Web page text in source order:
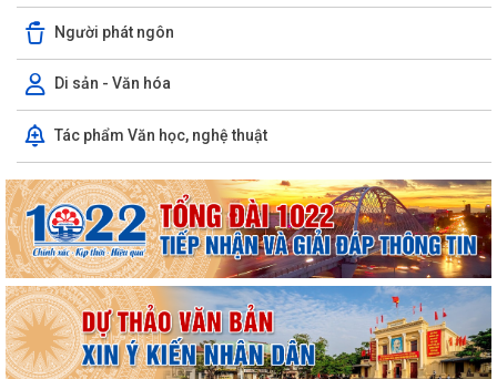
Người phát ngôn
Di sản - Văn hóa
Tác phẩm Văn học, nghệ thuật